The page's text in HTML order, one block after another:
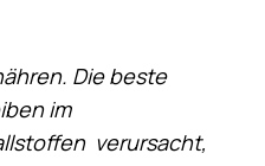
Die beste
im
verursacht,